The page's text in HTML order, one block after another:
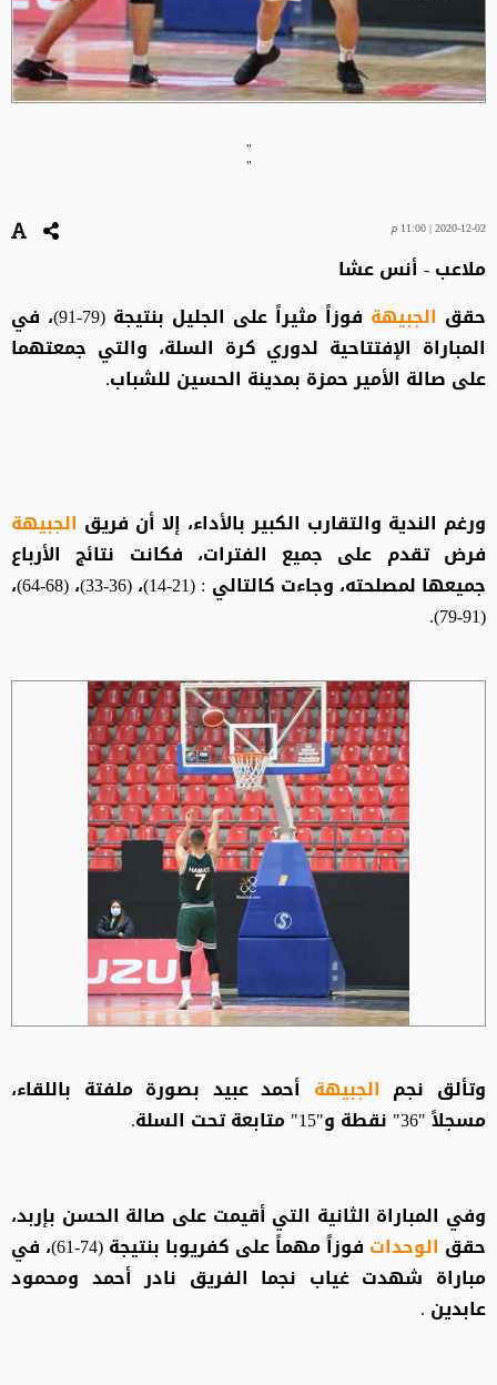
"
"
2020-12-02 | 11:00 م
ملاعب - أنس عشا
حقق الجبيهة
فوزاً مثيراً على الجليل بنتيجة (79-91)، في
المباراة الإفتتاحية لدوري كرة السلة، والتي جمعتهما
على صالة الأمير حمزة بمدينة الحسين للشباب.
ورغم الندية والتقارب الكبير بالأداء، إلا أن فريق الجبيهة
فرض تقدم على جميع الفترات، فكانت نتائج الأرباع
جميعها لمصلحته، وجاءت كالتالي : (21-14)، (36-33)، (68-64)،
(91-79).
وتألق نجم الجبيهة أحمد عبيد بصورة ملفتة باللقاء،
مسجلاً "36" نقطة و"15" متابعة تحت السلة.
وفي المباراة الثانية التي أقيمت على صالة الحسن بإربد،
حقق الوحدات
فوزاً مهماً على كفريوبا بنتيجة (74-61)، في
مباراة شهدت غياب نجما الفريق نادر أحمد ومحمود
عابدين .